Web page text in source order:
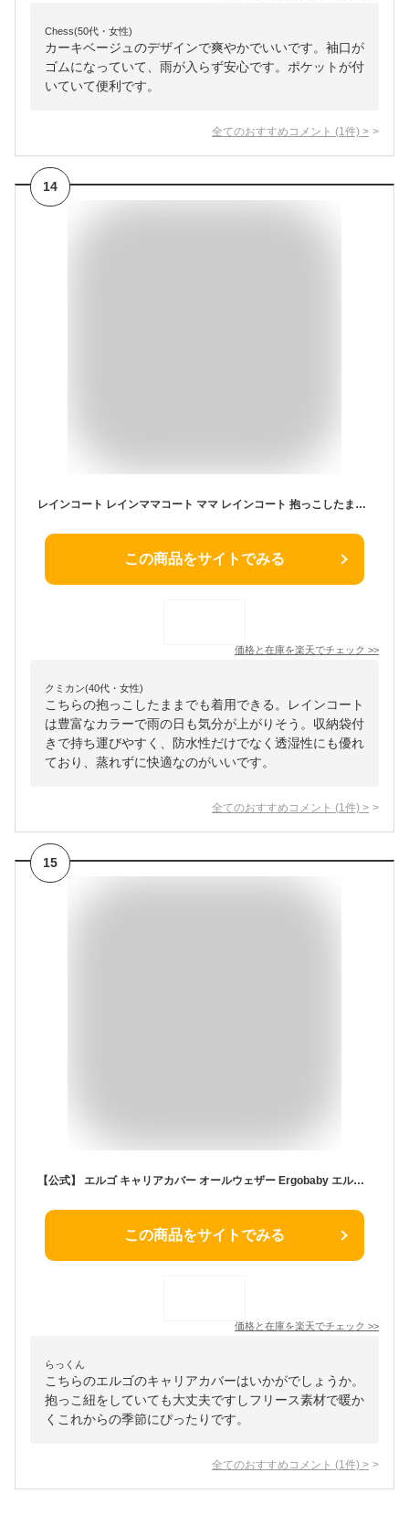
Chess(50代・女性)
カーキベージュのデザインで爽やかでいいです。袖口が
ゴムになっていて、雨が入らず安心です。ポケットが付
いていて便利です。
全てのおすすめコメント (1 件) >
14
レインコート レインママコート ママ レインコート 抱っこしたまま着られる 雨 梅雨 赤ちゃん 抱っこ紐 ダッカ―付き 急な雨も安心 収納袋付き 巾着袋 便利 可愛い
この商品をサイトでみる
価格と在庫を楽天でチェック >>
クミカン(40代・女性)
こちらの抱っこしたままでも着用できる。レインコート
は豊富なカラーで雨の日も気分が上がりそう。収納袋付
きで持ち運びやすく、防水性だけでなく透湿性にも優れ
ており、蒸れずに快適なのがいいです。
全てのおすすめコメント (1 件) >
15
【公式】 エルゴ キャリアカバー オールウェザー Ergobaby エルゴベビー 防寒 ケーブ フリース フード付き レインコート 寒さ対策 抱っこ紐 抱っこ紐カバー コンパクト収納 正規品 あす楽対応 クリスマス プレゼント ラッピング対応
この商品をサイトでみる
価格と在庫を楽天でチェック >>
らっくん
こちらのエルゴのキャリアカバーはいかがでしょうか。
抱っこ紐をしていても大丈夫ですしフリース素材で暖か
くこれからの季節にぴったりです。
全てのおすすめコメント (1 件) >